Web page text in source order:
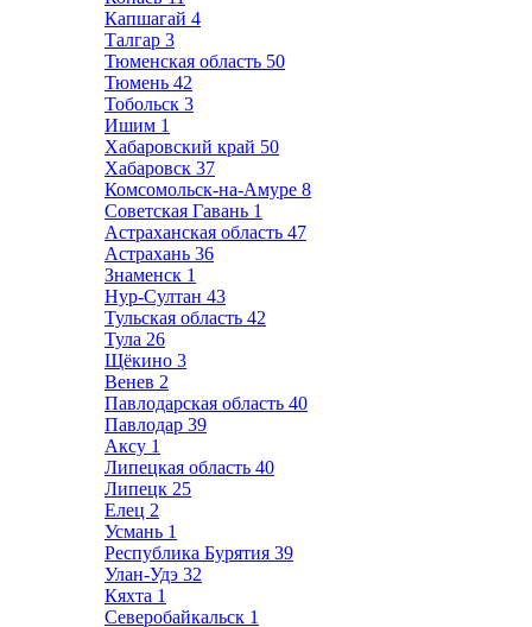
Капшагай 4
Талгар 3
Тюменская область 50
Тюмень 42
Тобольск 3
Ишим 1
Хабаровский край 50
Хабаровск 37
Комсомольск-на-Амуре 8
Советская Гавань 1
Астраханская область 47
Астрахань 36
Знаменск 1
Нур-Султан 43
Тульская область 42
Тула 26
Щёкино 3
Венев 2
Павлодарская область 40
Павлодар 39
Аксу 1
Липецкая область 40
Липецк 25
Елец 2
Усмань 1
Республика Бурятия 39
Улан-Удэ 32
Кяхта 1
Северобайкальск 1